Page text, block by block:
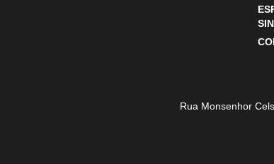
Rua Monsenhor